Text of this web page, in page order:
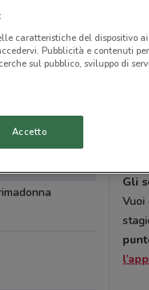
Gli
Vuoi
caratteristiche del dispositivo
Pubblicità e contenuti
sul pubblico, sviluppo di
Accetto